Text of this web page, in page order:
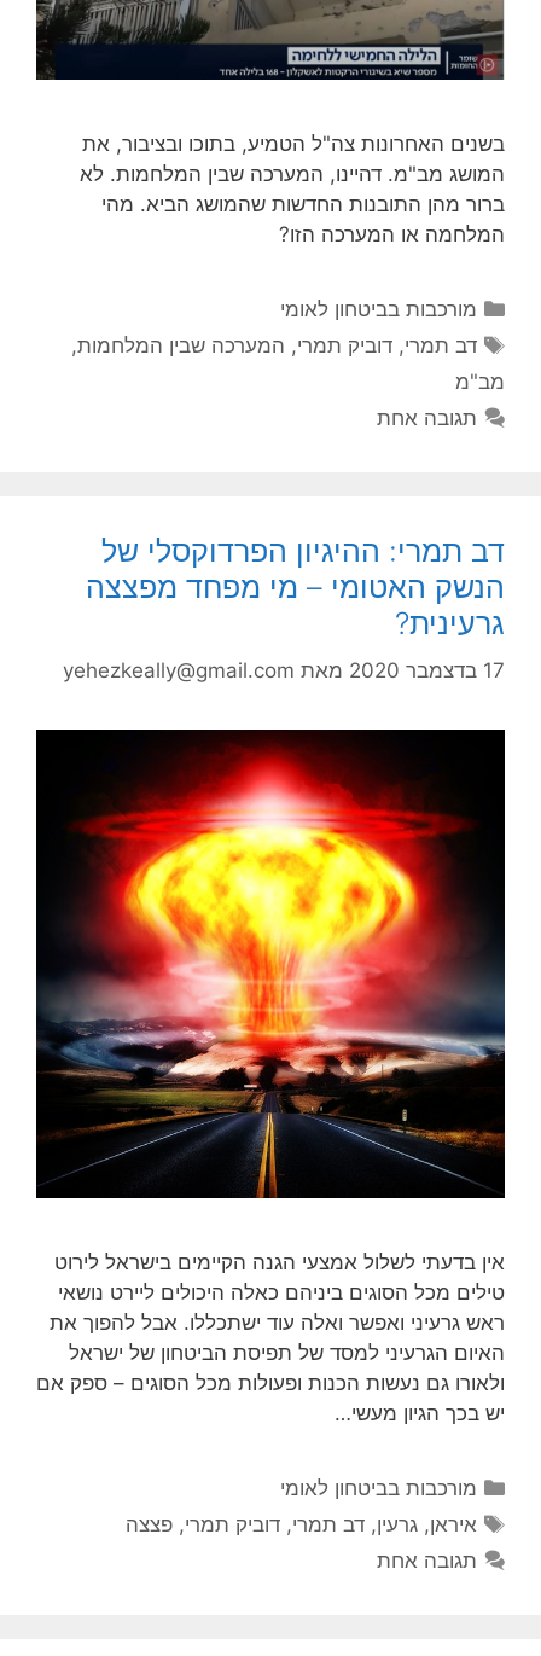
בשנים האחרונות צה"ל הטמיע, בתוכו ובציבור, את
המושג מב"מ. דהיינו, המערכה שבין המלחמות. לא
ברור מהן התובנות החדשות שהמושג הביא. מהי
המלחמה או המערכה הזו?
קטגוריות
מורכבות בביטחון לאומי
תגיות
דב תמרי,דוביק תמרי, המערכה שבין המלחמות,
מב"מ
תגובה אחת
דב תמרי: ההיגיון הפרדוקסלי של
הנשק האטומי – מי מפחד מפצצה
גרעינית?
17 בדצמבר 2020 מאת yehezkeally@gmail.com
אין בדעתי לשלול אמצעי הגנה הקיימים בישראל לירוט
טילים מכל הסוגים ביניהם כאלה היכולים ליירט נושאי
ראש גרעיני ואפשר ואלה עוד ישתכללו. אבל להפוך את
האיום הגרעיני למסד של תפיסת הביטחון של ישראל
ולאורו גם נעשות הכנות ופעולות מכל הסוגים – ספק אם
יש בכך הגיון מעשי…
קטגוריות
מורכבות בביטחון לאומי
תגיות
איראן,גרעין,דב תמרי,דוביק תמרי,פצצה
תגובה אחת